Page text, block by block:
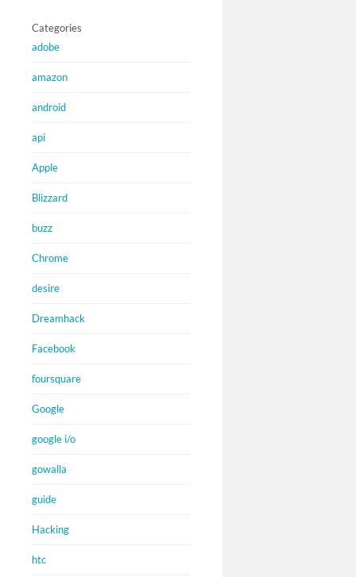
Categories
adobe
amazon
android
api
Apple
Blizzard
buzz
Chrome
desire
Dreamhack
Facebook
foursquare
Google
google i/o
gowalla
guide
Hacking
htc